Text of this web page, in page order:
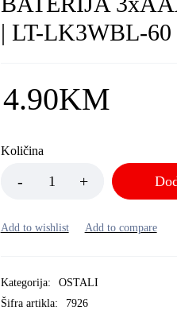
| LT-LK3WBL-60
4.90KM
Količina
Kategorija:
OSTALI
Šifra artikla:
7926